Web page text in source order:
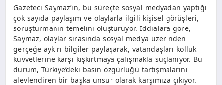
Gazeteci Saymaz’ın, bu süreçte sosyal medyadan yaptığı
çok sayıda paylaşım ve olaylarla ilgili kişisel görüşleri,
soruşturmanın temelini oluşturuyor. İddialara göre,
Saymaz, olaylar sırasında sosyal medya üzerinden
gerçeğe aykırı bilgiler paylaşarak, vatandaşları kolluk
kuvvetlerine karşı kışkırtmaya çalışmakla suçlanıyor. Bu
durum, Türkiye’deki basın özgürlüğü tartışmalarını
alevlendiren bir başka unsur olarak karşımıza çıkıyor.